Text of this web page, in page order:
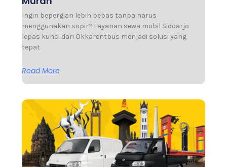
Ingin bepergian lebih bebas tanpa harus
menggunakan sopir? Layanan sewa mobil Sidoarjo
lepas kunci dari Okkarentbus menjadi solusi yang
tepat
Read More